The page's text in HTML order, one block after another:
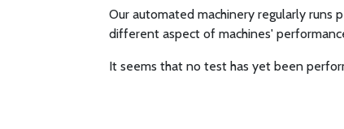
Our automated machinery regularly
different aspect of machines'
It seems that no test has yet been